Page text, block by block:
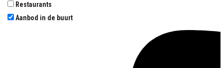
Restaurants
Aanbod in de buurt